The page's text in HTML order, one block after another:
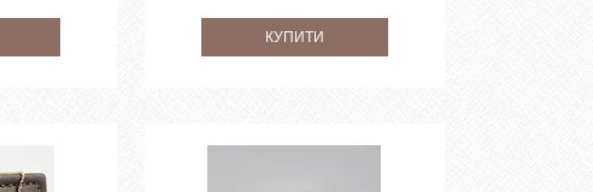
КУПИТИ